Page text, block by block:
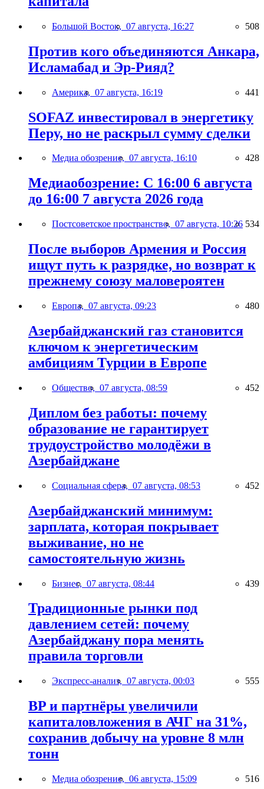
Большой Восток, 07 августа, 16:27 508
Против кого объединяются Анкара,
Исламабад и Эр-Рияд?
Америка, 07 августа, 16:19 441
SOFAZ инвестировал в энергетику
Перу, но не раскрыл сумму сделки
Медиа обозрение, 07 августа, 16:10 428
Медиаобозрение: С 16:00 6 августа
до 16:00 7 августа 2026 года
Постсоветское пространство, 07 августа, 10:26 534
После выборов Армения и Россия
ищут путь к разрядке, но возврат к
прежнему союзу маловероятен
Европа, 07 августа, 09:23 480
Азербайджанский газ становится
ключом к энергетическим
амбициям Турции в Европе
Общество, 07 августа, 08:59 452
Диплом без работы: почему
образование не гарантирует
трудоустройство молодёжи в
Азербайджане
Социальная сфера, 07 августа, 08:53 452
Азербайджанский минимум:
зарплата, которая покрывает
выживание, но не
самостоятельную жизнь
Бизнес, 07 августа, 08:44 439
Традиционные рынки под
давлением сетей: почему
Азербайджану пора менять
правила торговли
Экспресс-анализ, 07 августа, 00:03 555
BP и партнёры увеличили
капиталовложения в АЧГ на 31%,
сохранив добычу на уровне 8 млн
тонн
Медиа обозрение, 06 августа, 15:09 516